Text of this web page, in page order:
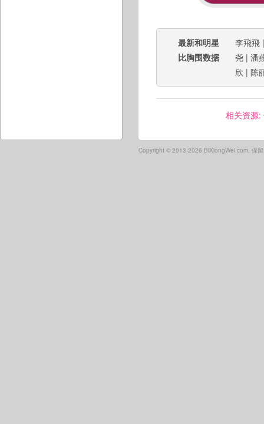
最新和明星
比胸围数据
李飛飛
尧 | 潘
欣 | 陈
相关资源:
Copyright © 2013-2026 BiXiongWei.com, 保